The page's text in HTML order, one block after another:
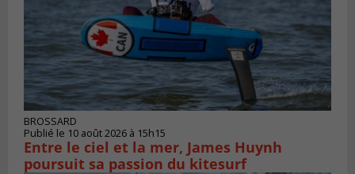
BROSSARD
Publié le 10 août 2026 à 15h15
Entre le ciel et la mer, James Huynh
poursuit sa passion du kitesurf